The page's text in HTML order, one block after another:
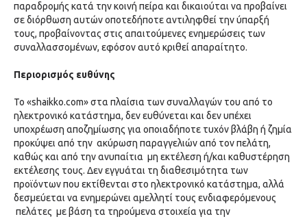
παραδρομής κατά την κοινή πείρα και δικαιούται να προβαίνει
σε διόρθωση αυτών οποτεδήποτε αντιληφθεί την ύπαρξή
τους, προβαίνοντας στις απαιτούμενες ενημερώσεις των
συναλλασσομένων, εφόσον αυτό κριθεί απαραίτητο.
Περιορισμός ευθύνης
Το «shaikko.com» στα πλαίσια των συναλλαγών του από το
ηλεκτρονικό κατάστημα, δεν ευθύνεται και δεν υπέχει
υποχρέωση αποζημίωσης για οποιαδήποτε τυχόν βλάβη ή ζημία
προκύψει από την ακύρωση παραγγελιών από τον πελάτη,
καθώς και από την ανυπαίτια μη εκτέλεση ή/και καθυστέρηση
εκτέλεσης τους. Δεν εγγυάται τη διαθεσιμότητα των
προϊόντων που εκτίθενται στο ηλεκτρονικό κατάστημα, αλλά
δεσμεύεται να ενημερώνει αμελλητί τους ενδιαφερόμενους
πελάτες με βάση τα τηρούμενα στοιχεία για την